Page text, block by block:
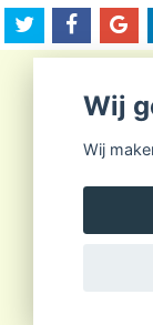
Wij
Wij